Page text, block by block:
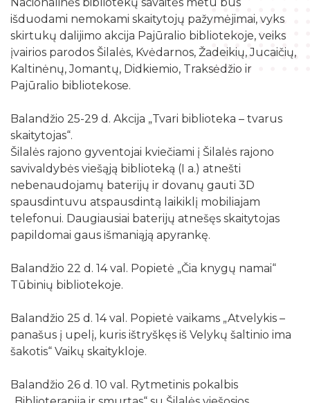
Galvosūkių kambarys
Robotikos užsiėmimai
Ekskursijos
Kūrybinė, inžinerinė ir programavimo įranga
Žaisloteka
Mokamos paslaugos
Žymių datų kalendorius
Bibliografijos rodyklės
Bibliotekos išleisti leidiniai
Kraštotyrinė medžiaga apie Šilalės rajoną
Maršrutai po Šilalės kraštą
Suskaitmenintas kultūros paveldas
Darbo užmokestis
Viešieji pirkimai
Biudžeto suvestinė
Finansinių ataskaitų rinkiniai
Tarnybiniai lengvieji automobiliai
Laisvos darbo vietos
Skyriai
Filialai
Struktūra
Vaikų klubas „Nykštukas“
išduodami nemokami skaitytojų pažymėjimai, vyks
skirtukų dalijimo akcija Pajūralio bibliotekoje, veiks
įvairios parodos Šilalės, Kvėdarnos, Žadeikių, Jucaičių,
Kaltinėnų, Jomantų, Didkiemio, Traksėdžio ir
Pajūralio bibliotekose.
Balandžio 25-29 d. Akcija „Tvari biblioteka – tvarus
skaitytojas“.
Šilalės rajono gyventojai kviečiami į Šilalės rajono
savivaldybės viešąją biblioteką (I a.) atnešti
nebenaudojamų baterijų ir dovanų gauti 3D
spausdintuvu atspausdintą laikiklį mobiliajam
telefonui. Daugiausiai baterijų atnešęs skaitytojas
papildomai gaus išmaniąją apyrankę.
Balandžio 22 d. 14 val. Popietė „Čia knygų namai“
Tūbinių bibliotekoje.
Balandžio 25 d. 14 val. Popietė vaikams „Atvelykis –
panašus į upelį, kuris ištryškęs iš Velykų šaltinio ima
šakotis“ Vaikų skaitykloje.
Balandžio 26 d. 10 val. Rytmetinis pokalbis